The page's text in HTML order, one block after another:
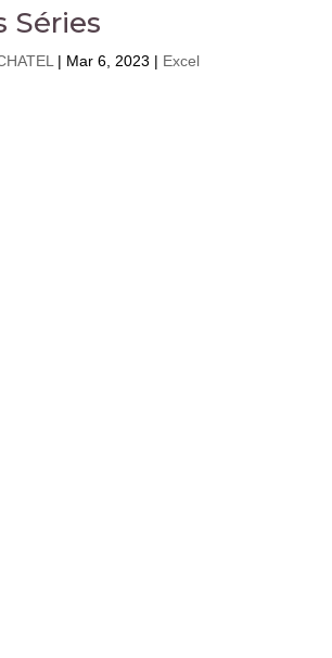
Séries
| Mar 6, 2023 | Excel